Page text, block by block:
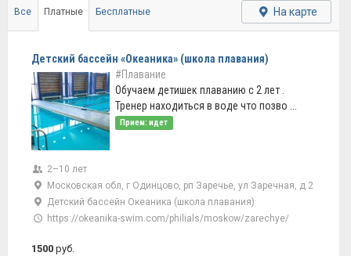
Все Платные Бесплатные На карте
Детский бассейн «Океаника» (школа плавания)
#Плавание
Обучаем детишек плаванию с 2 лет .
Тренер находиться в воде что позво ...
Прием: идет
2–10 лет
Московская обл, г Одинцово, рп Заречье, ул Заречная, д 2
Детский бассейн Океаника (школа плавания)
https://okeanika-swim.com/philials/moskow/zarechye/
1500 руб.